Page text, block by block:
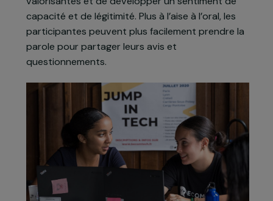
à un imaginaire très masculin dont les filles sont
exclues. Sensibilisées, les jeunes filles voient leurs
perspectives d’orientation s’élargir, notamment
(mais pas seulement) vers les métiers
d’acquérir des compétences concrètes et
valorisantes et de développer un sentiment de
capacité et de légitimité. Plus à l’aise à l’oral, les
participantes peuvent plus facilement prendre la
parole pour partager leurs avis et
questionnements.